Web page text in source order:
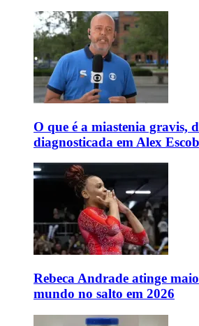
O que é a miastenia gravis,
diagnosticada em Alex
Rebeca Andrade atinge
mundo no salto em 2026